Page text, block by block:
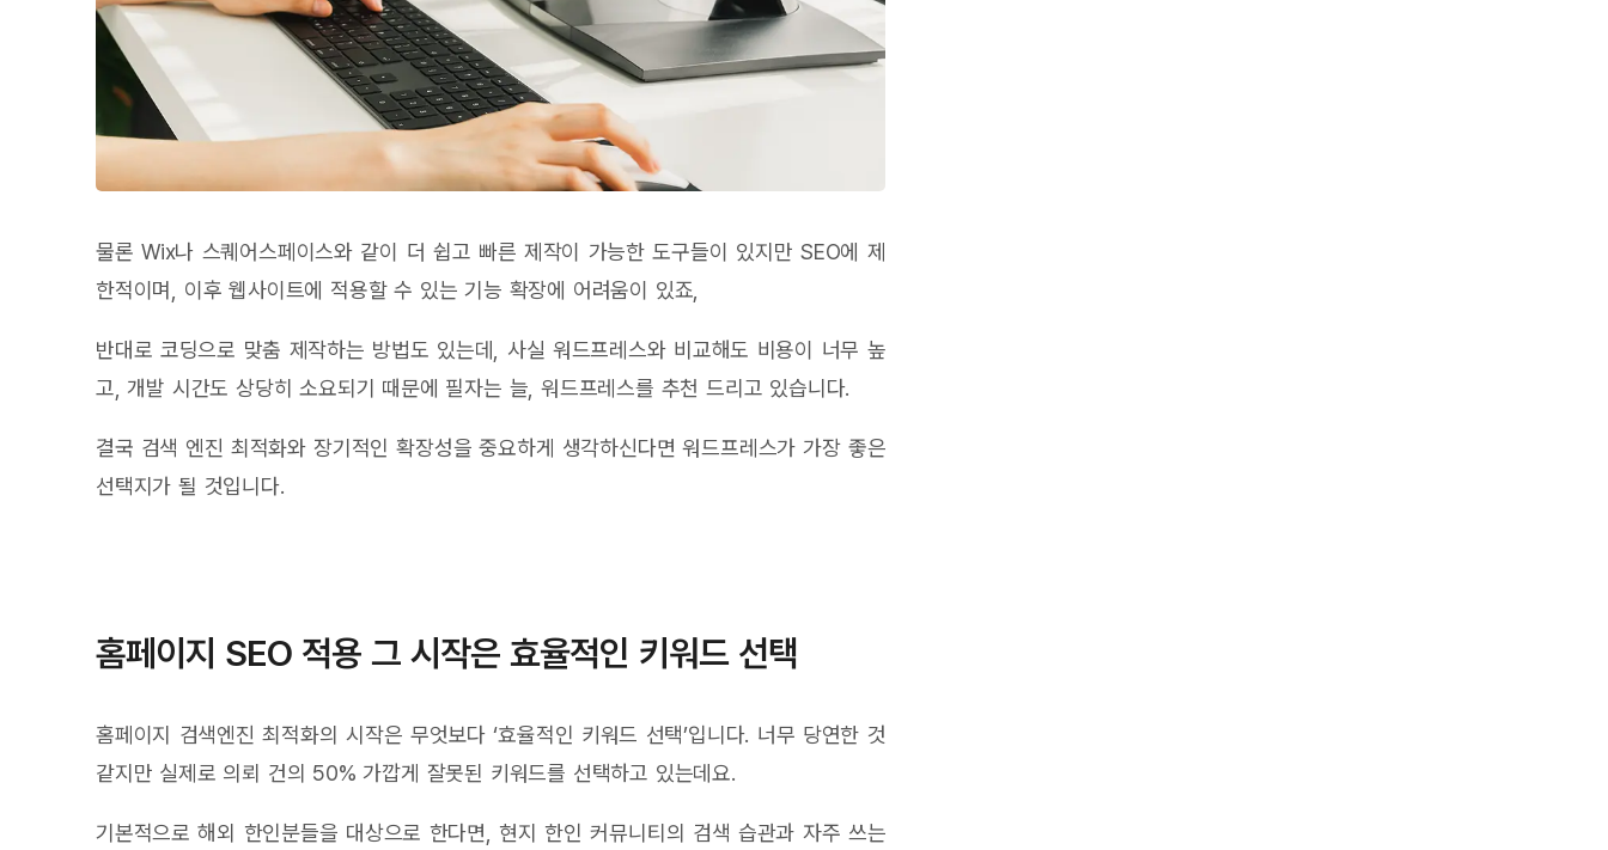
물론 Wix나 스퀘어스페이스와 같이 더 쉽고 빠른 제작이 가능한 도구들이 있지만 SEO에 제
한적이며, 이후 웹사이트에 적용할 수 있는 기능 확장에 어려움이 있죠,
반대로 코딩으로 맞춤 제작하는 방법도 있는데, 사실 워드프레스와 비교해도 비용이 너무 높
고, 개발 시간도 상당히 소요되기 때문에 필자는 늘, 워드프레스를 추천 드리고 있습니다.
결국 검색 엔진 최적화와 장기적인 확장성을 중요하게 생각하신다면 워드프레스가 가장 좋은
선택지가 될 것입니다.
홈페이지 SEO 적용 그 시작은 효율적인 키워드 선택
홈페이지 검색엔진 최적화의 시작은 무엇보다 ‘효율적인 키워드 선택’입니다. 너무 당연한 것
같지만 실제로 의뢰 건의 50% 가깝게 잘못된 키워드를 선택하고 있는데요.
기본적으로 해외 한인분들을 대상으로 한다면, 현지 한인 커뮤니티의 검색 습관과 자주 쓰는